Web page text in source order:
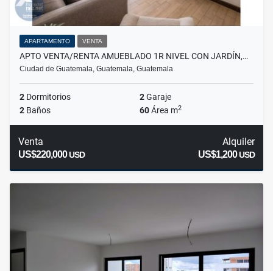
APARTAMENTO VENTA
APTO VENTA/RENTA AMUEBLADO 1R NIVEL CON JARDÍN,…
Ciudad de Guatemala, Guatemala, Guatemala
2 Dormitorios 2Garaje
2 Baños 60Área m2
Venta
US$220,000USD
Alquiler
US$1,200USD